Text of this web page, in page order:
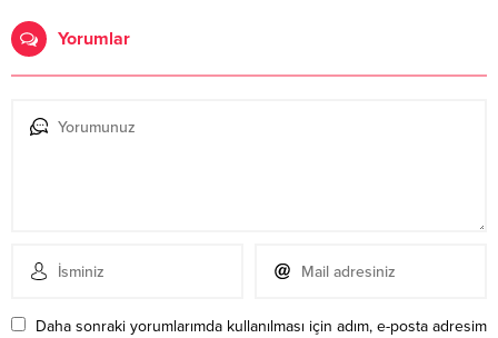
Yorumlar
Daha sonraki yorumlarımda kullanılması için adım, e-posta adresim